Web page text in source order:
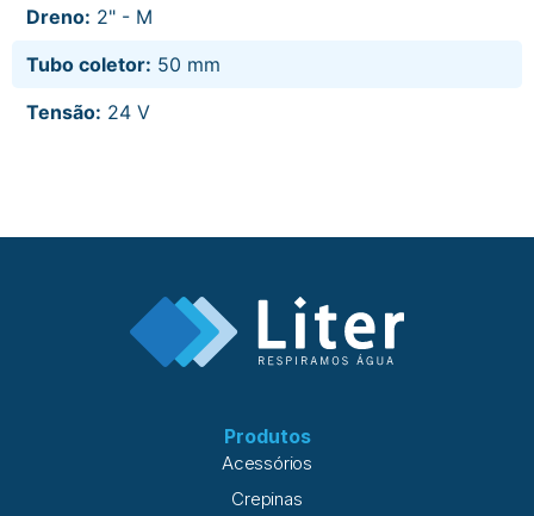
Dreno: 2" - M
Tubo coletor: 50 mm
Tensão: 24 V
Produtos
Acessórios
Crepinas